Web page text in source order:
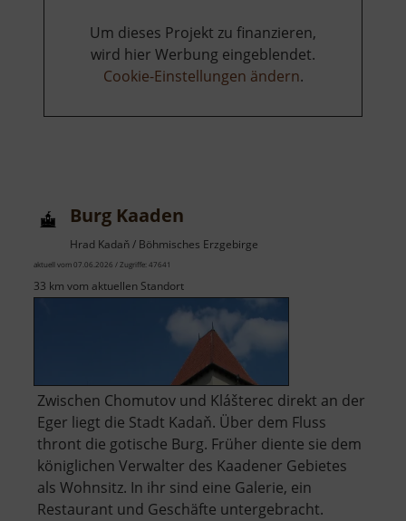
Um dieses Projekt zu finanzieren,
wird hier Werbung eingeblendet.
Cookie-Einstellungen ändern.
Burg Kaaden
Hrad Kadaň / Böhmisches Erzgebirge
aktuell vom 07.06.2026 / Zugriffe: 47641
33 km vom aktuellen Standort
Zwischen Chomutov und Klášterec direkt an der
Eger liegt die Stadt Kadaň. Über dem Fluss
thront die gotische Burg. Früher diente sie dem
königlichen Verwalter des Kaadener Gebietes
als Wohnsitz. In ihr sind eine Galerie, ein
Restaurant und Geschäfte untergebracht.